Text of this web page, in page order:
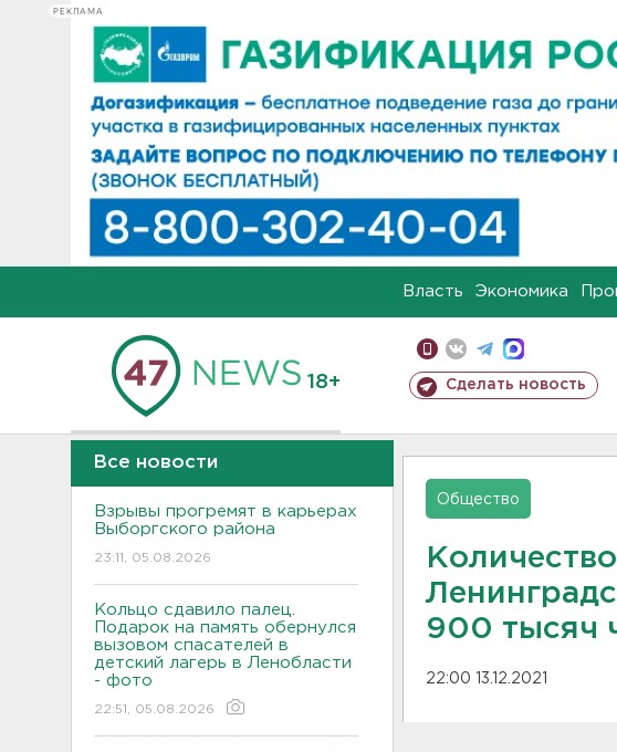
РЕКЛАМА
Власть Экономика
18+ Сделать новость
Все новости
Взрывы прогремят в карьерах
Выборгского района
23:11, 05.08.2026
Кольцо сдавило палец.
Подарок на память обернулся
вызовом спасателей в
детский лагерь в Ленобласти
- фото
22:51, 05.08.2026
Общество
900 тысяч
22:00 13.12.2021